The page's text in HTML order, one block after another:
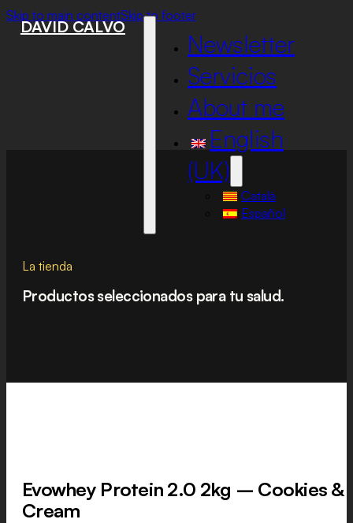
Skip to main contentSkip to footer
DAVID CALVO
Newsletter
Servicios
About me
English
(UK)
Català
Español
La tienda
Productos seleccionados para tu salud.
Evowhey Protein 2.0 2kg – Cookies &
Cream